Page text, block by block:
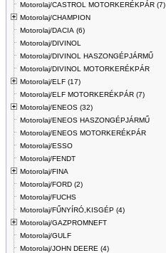
Motorolaj/CASTROL MOTORKERÉKPÁR (7)
Motorolaj/CHAMPION
Motorolaj/DACIA (6)
Motorolaj/DIVINOL
Motorolaj/DIVINOL HASZONGÉPJÁRMŰ
Motorolaj/DIVINOL MOTORKERÉKPÁR
Motorolaj/ELF (17)
Motorolaj/ELF MOTORKERÉKPÁR (7)
Motorolaj/ENEOS (32)
Motorolaj/ENEOS HASZONGÉPJÁRMŰ
Motorolaj/ENEOS MOTORKERÉKPÁR
Motorolaj/ESSO
Motorolaj/FENDT
Motorolaj/FINA
Motorolaj/FORD (2)
Motorolaj/FUCHS
Motorolaj/FŰNYÍRÓ,KISGÉP (4)
Motorolaj/GAZPROMNEFT
Motorolaj/GULF
Motorolaj/JOHN DEERE (4)